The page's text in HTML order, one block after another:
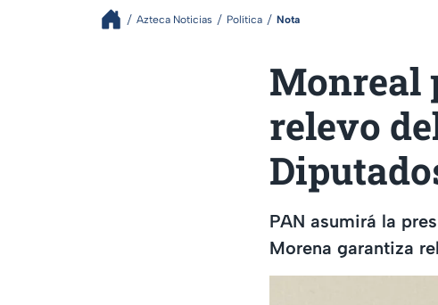
Azteca Noticias Política Nota
Monreal
relevo
PAN asumirá la
Morena garantiza